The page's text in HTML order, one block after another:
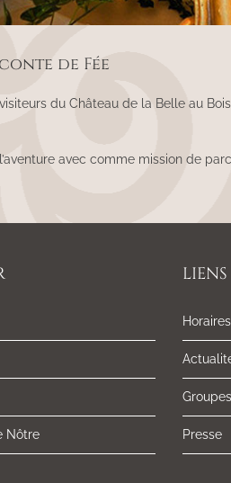
de Fée
du Château de la Belle au
avec comme mission de
Nôtre
Groupes
Presse